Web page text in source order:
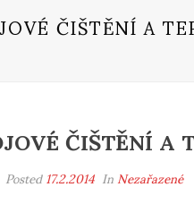
ČIŠTĚNÍ A
ČIŠTĚNÍ A
Posted17.2.2014 InNezařazené